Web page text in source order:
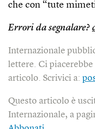
che con “tute
Errori da segnalare?
Internazionale
lettere. Ci piacerebbe
articolo. Scrivici a:
Questo articolo è
Internazionale, a